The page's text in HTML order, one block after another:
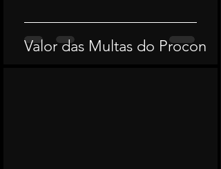
Valor das Multas do Procon